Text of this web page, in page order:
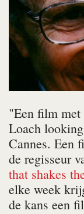
"Een film
Loach
Cannes. Een
de regisseur
that shakes
elke week
de kans een